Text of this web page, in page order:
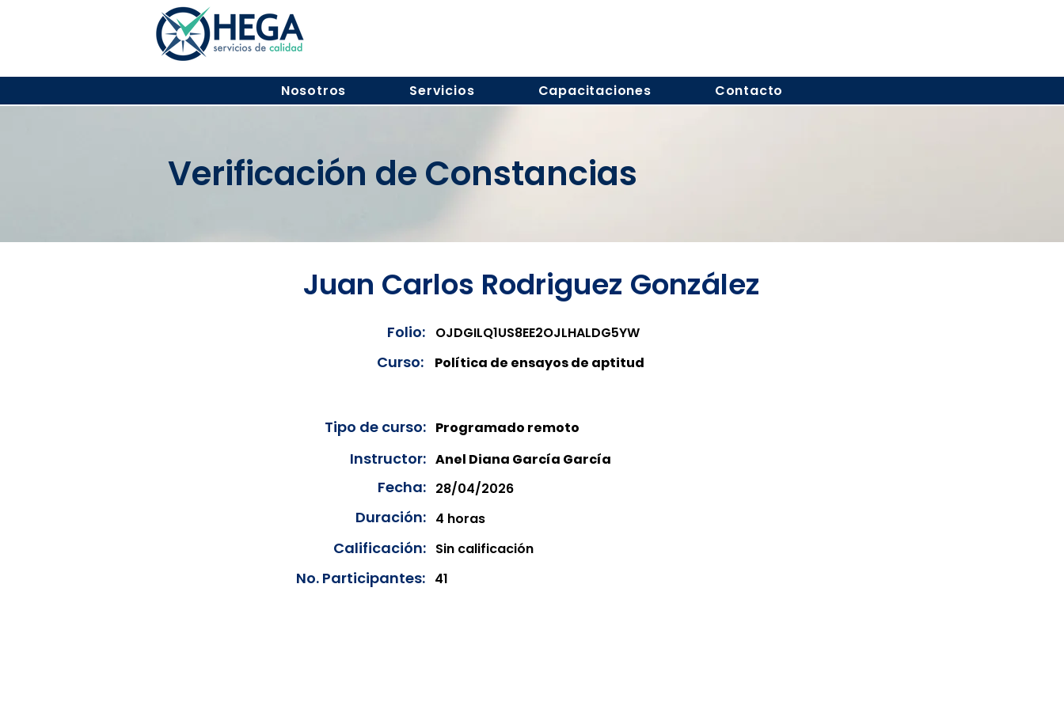
Nosotros Servicios Capacitaciones Contacto
Verificación de Constancias
Juan Carlos Rodriguez González
Folio: OJDGILQ1US8EE2OJLHALDG5YW
Curso: Política de ensayos de aptitud
Tipo de curso: Programado remoto
Instructor: Anel Diana García García
Fecha: 28/04/2026
Duración: 4 horas
Calificación: Sin calificación
No. Participantes: 41